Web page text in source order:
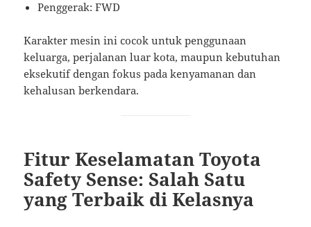
Penggerak: FWD
Karakter mesin ini cocok untuk penggunaan
keluarga, perjalanan luar kota, maupun kebutuhan
eksekutif dengan fokus pada kenyamanan dan
kehalusan berkendara.
Fitur Keselamatan Toyota
Safety Sense: Salah Satu
yang Terbaik di Kelasnya